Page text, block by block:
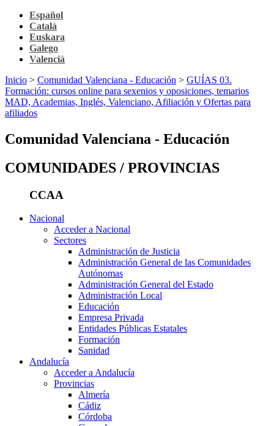
Español
Català
Euskara
Galego
Valencià
Inicio > Comunidad Valenciana - Educación > GUÍAS 03.
Formación: cursos online para sexenios y oposiciones, temarios
MAD, Academias, Inglés, Valenciano, Afiliación y Ofertas para
afiliados
Comunidad Valenciana - Educación
COMUNIDADES / PROVINCIAS
CCAA
Nacional
Acceder a Nacional
Sectores
Administración de Justicia
Administración General de las Comunidades
Autónomas
Administración General del Estado
Administración Local
Educación
Empresa Privada
Entidades Públicas Estatales
Formación
Sanidad
Andalucía
Acceder a Andalucía
Provincias
Almería
Cádiz
Córdoba